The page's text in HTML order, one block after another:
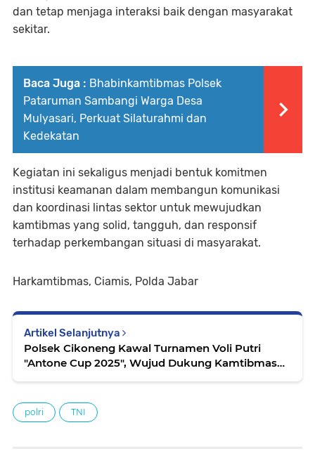
dan tetap menjaga interaksi baik dengan masyarakat
sekitar.
Baca Juga : Bhabinkamtibmas Polsek
Pataruman Sambangi Warga Desa
Mulyasari, Perkuat Silaturahmi dan
Kedekatan
Kegiatan ini sekaligus menjadi bentuk komitmen
institusi keamanan dalam membangun komunikasi
dan koordinasi lintas sektor untuk mewujudkan
kamtibmas yang solid, tangguh, dan responsif
terhadap perkembangan situasi di masyarakat.
Harkamtibmas, Ciamis, Polda Jabar
Artikel Selanjutnya
Polsek Cikoneng Kawal Turnamen Voli Putri
"Antone Cup 2025", Wujud Dukung Kamtibmas
polri TNI